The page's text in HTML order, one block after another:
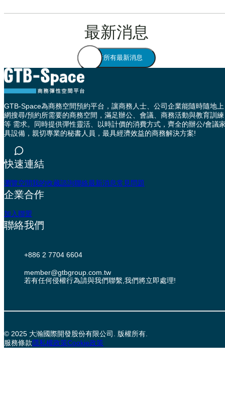
最新消息
查看所有最新消息
GTB-Space為商務空間預約平台，讓商務人士、公司企業能隨時隨地上
網搜尋/預約所需要的商務空間，滿足辦公、會議、商務活動與教育訓練
等 需求。同時提供彈性靈活、以時計價的消費方式，齊全的辦公/會議
具設備，親切專業的秘書人員，最具經濟效益的商務解決方案!
快速連結
瀏覽空間我的收藏諮詢聯絡最新消息常見問題
企業合作
加入聯盟
聯絡我們
+886 2 7704 6604
member@gtbgroup.com.tw
若有任何侵權行為請與我們聯繫,我們將立即處理!
© 2025 大瀚國際開發股份有限公司. 版權所有.
服務條款隱私權政策Cookie政策